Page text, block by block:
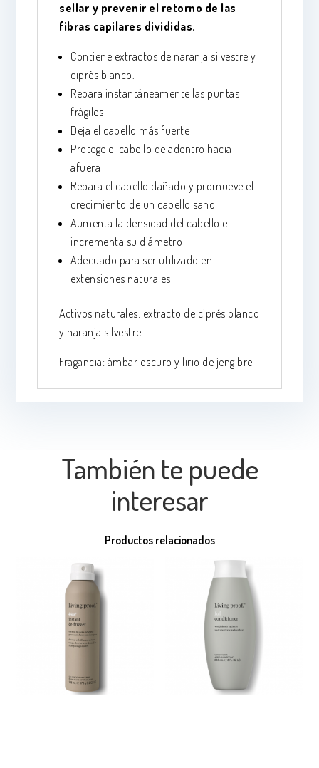
sellar y prevenir el retorno de las
fibras capilares divididas.
Contiene extractos de naranja silvestre y
ciprés blanco.
Repara instantáneamente las puntas
frágiles
Deja el cabello más fuerte
Protege el cabello de adentro hacia
afuera
Repara el cabello dañado y promueve el
crecimiento de un cabello sano
Aumenta la densidad del cabello e
incrementa su diámetro
Adecuado para ser utilizado en
extensiones naturales
Activos naturales: extracto de ciprés blanco
y naranja silvestre
Fragancia: ámbar oscuro y lirio de jengibre
También te puede
interesar
Productos relacionados